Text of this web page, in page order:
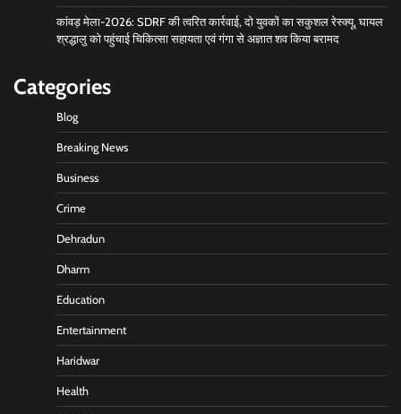
कांवड़ मेला-2026: SDRF की त्वरित कार्रवाई, दो युवकों का सकुशल रेस्क्यू, घायल
श्रद्धालु को पहुंचाई चिकित्सा सहायता एवं गंगा से अज्ञात शव किया बरामद
Categories
Blog
Breaking News
Business
Crime
Dehradun
Dharm
Education
Entertainment
Haridwar
Health